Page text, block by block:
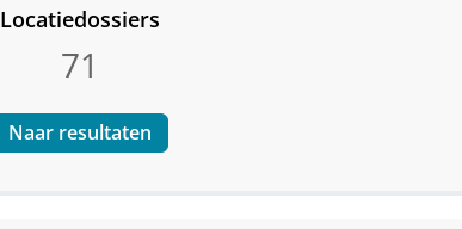
Locatiedossiers
71
Naar resultaten